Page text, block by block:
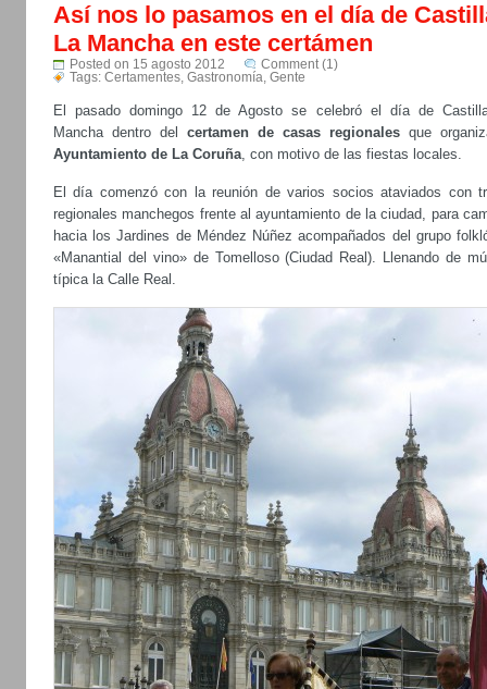
Así nos lo pasamos en el día de
La Mancha en este certámen
Posted on 15 agosto 2012
Comment (1)
Tags: Certamentes Gastronomía Gente
El pasado domingo 12 de Agosto se celebró el día de
Mancha dentro del certamen de casas regionales que
Ayuntamiento de La Coruña, con motivo de las fiestas locales.
El día comenzó con la reunión de varios socios ataviados con
regionales manchegos frente al ayuntamiento de la ciudad, para
hacia los Jardines de Méndez Núñez acompañados del grupo
«Manantial del vino» de Tomelloso (Ciudad Real). Llenando de
típica la Calle Real.